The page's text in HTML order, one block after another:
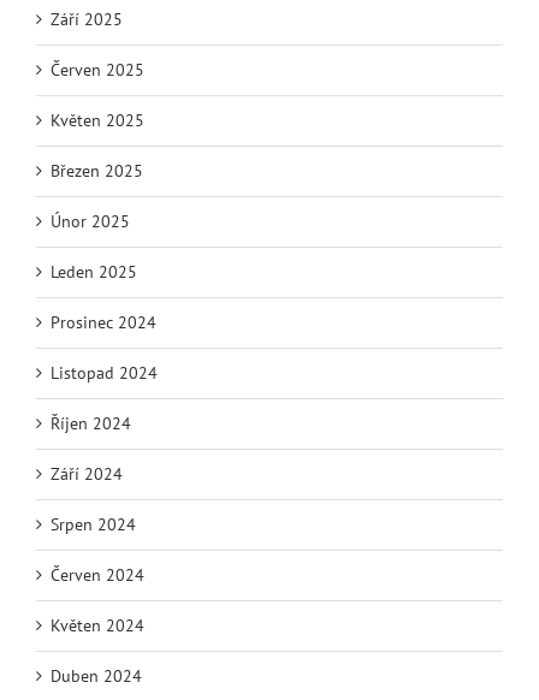
Září 2025
Červen 2025
Květen 2025
Březen 2025
Únor 2025
Leden 2025
Prosinec 2024
Listopad 2024
Říjen 2024
Září 2024
Srpen 2024
Červen 2024
Květen 2024
Duben 2024